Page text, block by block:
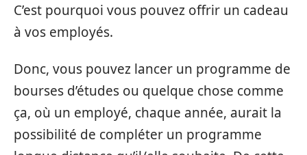
C’est pourquoi vous pouvez offrir un cadeau
à vos employés.
Donc, vous pouvez lancer un programme de
bourses d’études ou quelque chose comme
ça, où un employé, chaque année, aurait la
possibilité de compléter un programme